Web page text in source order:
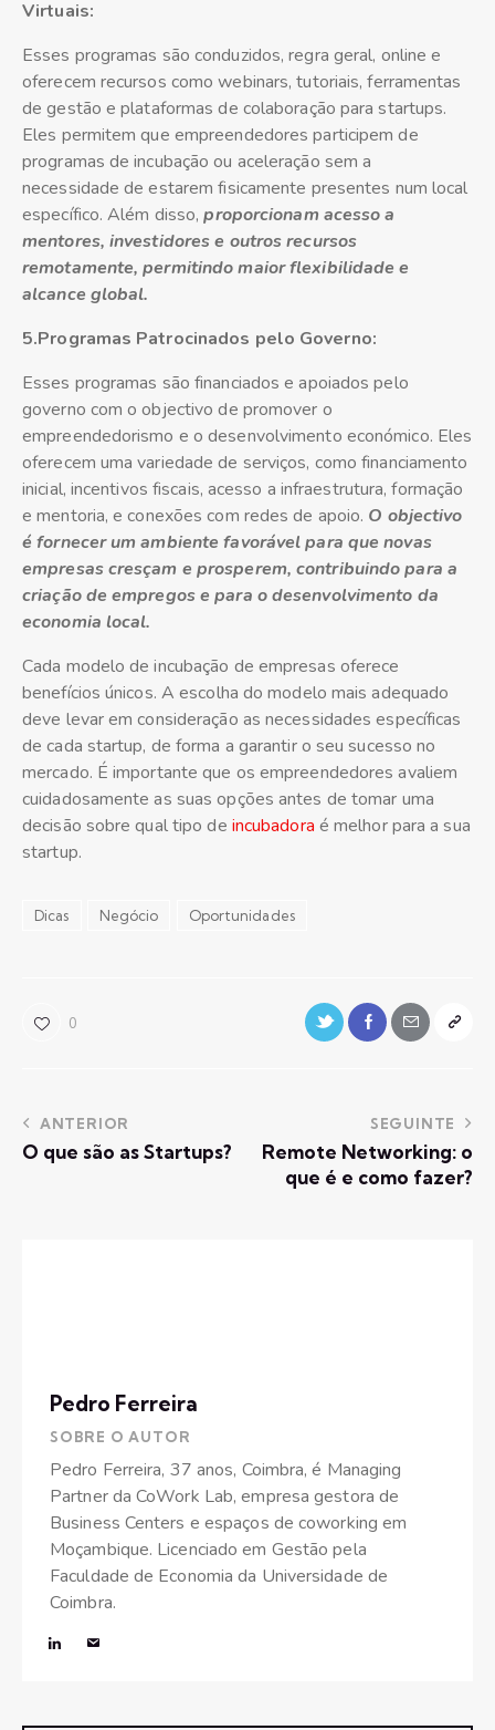
Virtuais:
Esses programas são conduzidos, regra geral, online e
oferecem recursos como webinars, tutoriais, ferramentas
de gestão e plataformas de colaboração para startups.
Eles permitem que empreendedores participem de
programas de incubação ou aceleração sem a
necessidade de estarem fisicamente presentes num local
específico. Além disso,proporcionam acesso a
mentores, investidores e outros recursos
remotamente, permitindo maior flexibilidade e
alcance global.
5.Programas Patrocinados pelo Governo:
Esses programas são financiados e apoiados pelo
governo com o objectivo de promover o
empreendedorismo e o desenvolvimento económico. Eles
oferecem uma variedade de serviços, como financiamento
inicial, incentivos fiscais, acesso a infraestrutura, formação
e mentoria, e conexões com redes de apoio. O objectivo
é fornecer um ambiente favorável para que novas
empresas cresçam e prosperem, contribuindo para a
criação de empregos e para o desenvolvimento da
economia local.
Cada modelo de incubação de empresas oferece
benefícios únicos. A escolha do modelo mais adequado
deve levar em consideração as necessidades específicas
de cada startup, de forma a garantir o seu sucesso no
mercado. É importante que os empreendedores avaliem
cuidadosamente as suas opções antes de tomar uma
decisão sobre qual tipo de incubadora é melhor para a sua
startup.
Dicas Negócio Oportunidades
0
ANTERIOR
O que são as Startups?
SEGUINTE
Remote Networking: o
que é e como fazer?
Pedro Ferreira
SOBRE O AUTOR
Pedro Ferreira, 37 anos, Coimbra, é Managing
Partner da CoWork Lab, empresa gestora de
Business Centers e espaços de coworking em
Moçambique. Licenciado em Gestão pela
Faculdade de Economia da Universidade de
Coimbra.